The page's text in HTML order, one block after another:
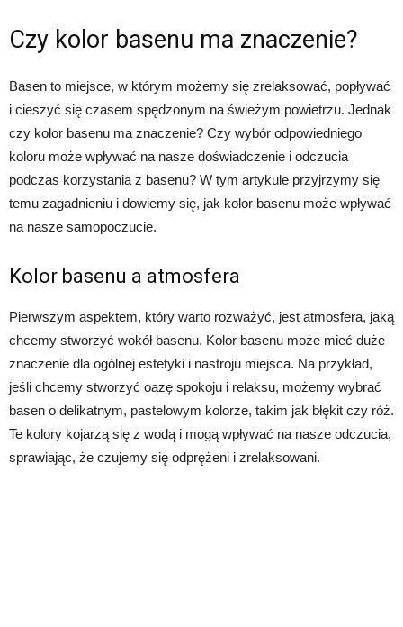
Czy kolor basenu ma znaczenie?
Basen to miejsce, w którym możemy się zrelaksować, popływać
i cieszyć się czasem spędzonym na świeżym powietrzu. Jednak
czy kolor basenu ma znaczenie? Czy wybór odpowiedniego
koloru może wpływać na nasze doświadczenie i odczucia
podczas korzystania z basenu? W tym artykule przyjrzymy się
temu zagadnieniu i dowiemy się, jak kolor basenu może wpływać
na nasze samopoczucie.
Kolor basenu a atmosfera
Pierwszym aspektem, który warto rozważyć, jest atmosfera, jaką
chcemy stworzyć wokół basenu. Kolor basenu może mieć duże
znaczenie dla ogólnej estetyki i nastroju miejsca. Na przykład,
jeśli chcemy stworzyć oazę spokoju i relaksu, możemy wybrać
basen o delikatnym, pastelowym kolorze, takim jak błękit czy róż.
Te kolory kojarzą się z wodą i mogą wpływać na nasze odczucia,
sprawiając, że czujemy się odprężeni i zrelaksowani.